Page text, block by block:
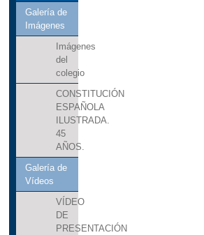
Galería de
Imágenes
Imágenes
del
colegio
CONSTITUCIÓN
ESPAÑOLA
ILUSTRADA.
45
AÑOS.
Galería de
Vídeos
VÍDEO
DE
PRESENTACIÓN